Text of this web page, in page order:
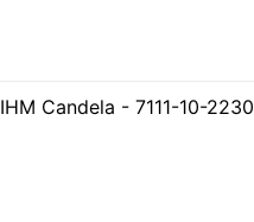
IHM Candela - 7111-10-2230